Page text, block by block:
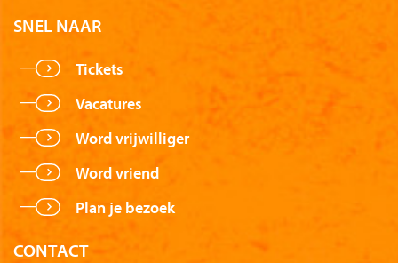
SNEL NAAR
Tickets
Vacatures
Word vrijwilliger
Word vriend
Plan je bezoek
CONTACT